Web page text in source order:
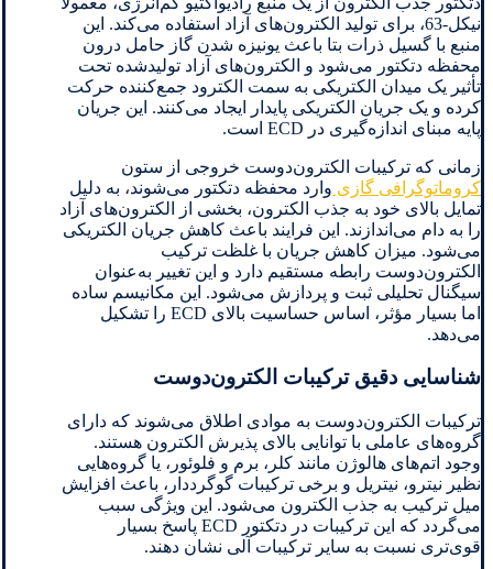
نیکل-63، برای تولید الکترون‌های آزاد استفاده می‌کند. این
منبع با گسیل ذرات بتا باعث یونیزه شدن گاز حامل درون
محفظه دتکتور می‌شود و الکترون‌های آزاد تولیدشده تحت
تأثیر یک میدان الکتریکی به سمت الکترود جمع‌کننده حرکت
کرده و یک جریان الکتریکی پایدار ایجاد می‌کنند. این جریان
پایه مبنای اندازه‌گیری در ECD است.
زمانی که ترکیبات الکترون‌دوست خروجی از ستون
کروماتوگرافی گازی وارد محفظه دتکتور می‌شوند، به دلیل
تمایل بالای خود به جذب الکترون، بخشی از الکترون‌های آزاد
را به دام می‌اندازند. این فرایند باعث کاهش جریان الکتریکی
می‌شود. میزان کاهش جریان با غلظت ترکیب
الکترون‌دوست رابطه مستقیم دارد و این تغییر به‌عنوان
سیگنال تحلیلی ثبت و پردازش می‌شود. این مکانیسم ساده
اما بسیار مؤثر، اساس حساسیت بالای ECD را تشکیل
می‌دهد.
شناسایی دقیق ترکیبات الکترون‌دوست
ترکیبات الکترون‌دوست به موادی اطلاق می‌شوند که دارای
گروه‌های عاملی با توانایی بالای پذیرش الکترون هستند.
وجود اتم‌های هالوژن مانند کلر، برم و فلوئور، یا گروه‌هایی
نظیر نیترو، نیتریل و برخی ترکیبات گوگرددار، باعث افزایش
میل ترکیب به جذب الکترون می‌شود. این ویژگی سبب
می‌گردد که این ترکیبات در دتکتور ECD پاسخ بسیار
قوی‌تری نسبت به سایر ترکیبات آلی نشان دهند.